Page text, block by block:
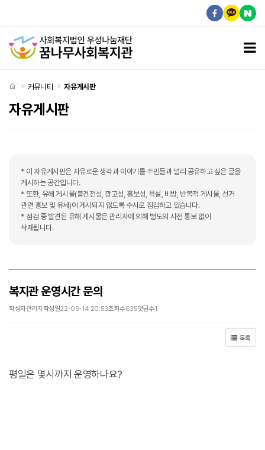
처음으로
커뮤니티 자유게시판
자유게시판
* 이 자유게시판은 자유로운 생각과 이야기를 주민들과 널리 공유하고 싶은 글을
게시하는 공간입니다.
* 또한, 유해 게시물(불건전성, 광고성, 홍보성, 욕설, 비방, 반복적 게시물, 선거
관련 홍보 및 유세)이 게시되지 않도록 수시로 점검하고 있습니다.
* 점검 중 발견된 유해 게시물은 관리자에 의해 별도의 사전 통보 없이
삭제됩니다.
복지관 운영시간 문의
작성자관리자작성일22-05-14 20:53조회수635댓글수1
목록
평일은 몇시까지 운영하나요?